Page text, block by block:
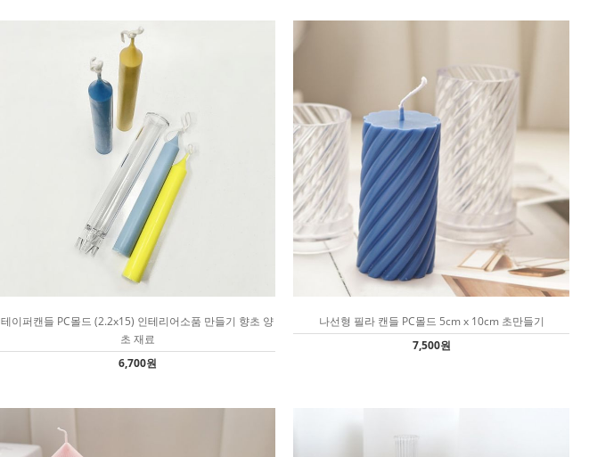
테이퍼캔들 PC몰드 (2.2x15) 인테리어소품 만들기 향초 양
초 재료
6,700원
나선형 필라 캔들 PC몰드 5cm x 10cm 초만들기
7,500원